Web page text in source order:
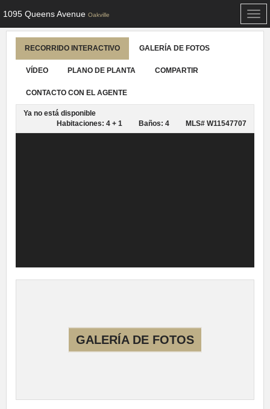
1095 Queens Avenue Oakville
RECORRIDO INTERACTIVO GALERÍA DE FOTOS
VÍDEO PLANO DE PLANTA COMPARTIR
CONTACTO CON EL AGENTE
Ya no está disponible
Habitaciones: 4 + 1
Baños: 4 MLS# W11547707
GALERÍA DE FOTOS